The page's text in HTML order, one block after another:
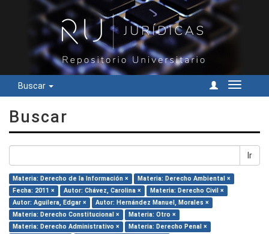
Buscar
Cambiar
Buscar
Ir
Materia: Derecho de la Información ×
Materia: Derecho Ambiental ×
Fecha: 2011 ×
Autor: Chávez, Carolina ×
Materia: Derecho Civil ×
Autor: Aguilera, Edgar ×
Autor: Hernández Manuel, Morales ×
Materia: Derecho Constitucional ×
Materia: Otro ×
Materia: Derecho Administrativo ×
Materia: Derecho Penal ×